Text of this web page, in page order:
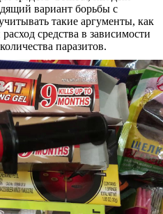
вариант борьбы с
такие аргументы, как
средства в зависимости
паразитов.